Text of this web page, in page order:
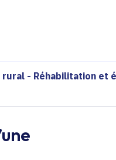
- Réhabilitation et